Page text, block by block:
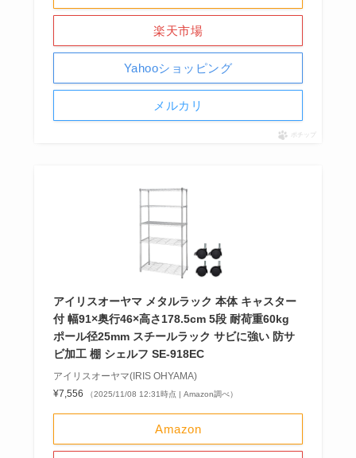
楽天市場
Yahooショッピング
メルカリ
ポチップ
アイリスオーヤマ メタルラック 本体 キャスター
付 幅91×奥行46×高さ178.5cm 5段 耐荷重60kg
ポール径25mm スチールラック サビに強い 防サ
ビ加工 棚 シェルフ SE-918EC
アイリスオーヤマ(IRIS OHYAMA)
¥7,556
（2025/11/08 12:31時点 | Amazon調べ）
Amazon